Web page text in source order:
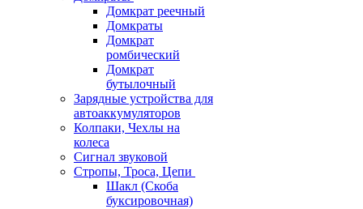
Домкрат реечный
Домкраты
Домкрат
ромбический
Домкрат
бутылочный
Зарядные устройства для
автоаккумуляторов
Колпаки, Чехлы на
колеса
Сигнал звуковой
Стропы, Троса, Цепи
Шакл (Скоба
буксировочная)